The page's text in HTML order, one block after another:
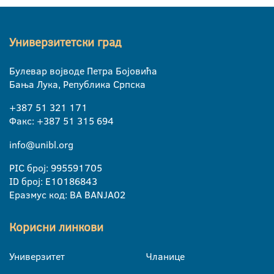
Универзитетски град
Булевар војводе Петра Бојовића
Бања Лука, Република Српска
+387 51 321 171
Факс: +387 51 315 694
info@unibl.org
PIC број: 995591705
ID број: E10186843
Еразмус код: BA BANJA02
Корисни линкови
Универзитет
Чланице